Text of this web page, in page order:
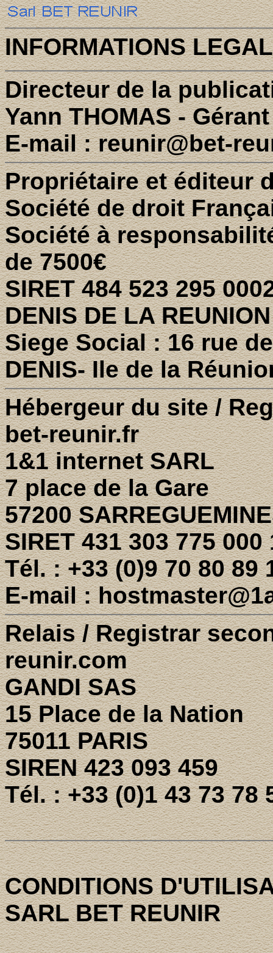
INFORMATIONS
Directeur de la
Yann THOMAS -
E-mail : reunir@bet-
Propriétaire et éditeur
Société de droit
Société à
de 7500€
SIRET 484 523 295
DENIS DE LA
Siege Social : 16 rue
DENIS- Ile de la
Hébergeur du site /
bet-reunir.fr
1&1 internet SARL
7 place de la Gare
57200
SIRET 431 303 775 000
Tél. : +33 (0)9 70 80 89
E-mail :
Relais / Registrar
reunir.com
GANDI SAS
15 Place de la Nation
75011 PARIS
SIREN 423 093 459
Tél. : +33 (0)1 43 73 78
CONDITIONS
SARL BET REUNIR